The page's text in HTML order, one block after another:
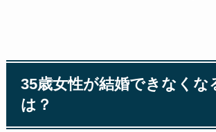
35歳女性が結婚できなくな
は？